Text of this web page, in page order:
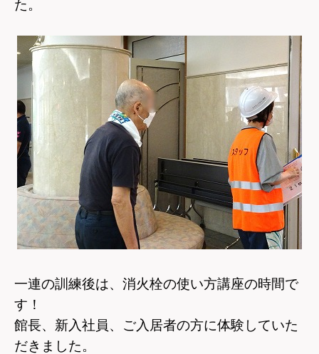
た。
一連の訓練後は、消火栓の使い方講座の時間で
す！
館長、新入社員、ご入居者の方に体験していた
だきました。